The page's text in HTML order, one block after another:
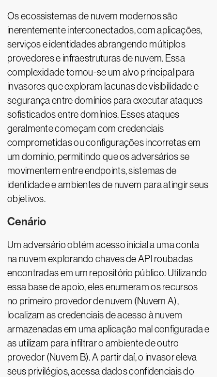
Os ecossistemas de nuvem modernos são
inerentemente interconectados, com aplicações,
serviços e identidades abrangendo múltiplos
provedores e infraestruturas de nuvem. Essa
complexidade tornou-se um alvo principal para
invasores que exploram lacunas de visibilidade e
segurança entre domínios para executar ataques
sofisticados entre domínios. Esses ataques
geralmente começam com credenciais
comprometidas ou configurações incorretas em
um domínio, permitindo que os adversários se
movimentem entre endpoints, sistemas de
identidade e ambientes de nuvem para atingir seus
objetivos.
Cenário
Um adversário obtém acesso inicial a uma conta
na nuvem explorando chaves de API roubadas
encontradas em um repositório público. Utilizando
essa base de apoio, eles enumeram os recursos
no primeiro provedor de nuvem (Nuvem A),
localizam as credenciais de acesso à nuvem
armazenadas em uma aplicação mal configurada e
as utilizam para infiltrar o ambiente de outro
provedor (Nuvem B). A partir daí, o invasor eleva
seus privilégios, acessa dados confidenciais do